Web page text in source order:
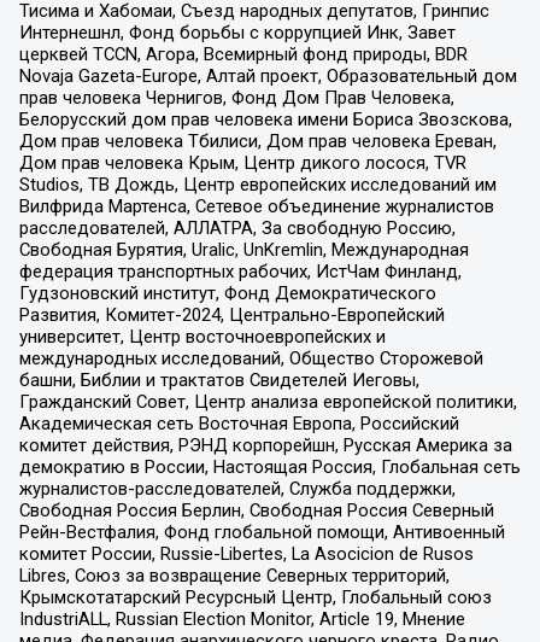
Тисима и Хабомаи, Съезд народных депутатов, Гринпис
Интернешнл, Фонд борьбы с коррупцией Инк, Завет
церквей TCCN, Агора, Всемирный фонд природы, BDR
Novaja Gazeta-Europe, Алтай проект, Образовательный дом
прав человека Чернигов, Фонд Дом Прав Человека,
Белорусский дом прав человека имени Бориса Звозскова,
Дом прав человека Тбилиси, Дом прав человека Ереван,
Дом прав человека Крым, Центр дикого лосося, TVR
Studios, ТВ Дождь, Центр европейских исследований им
Вилфрида Мартенса, Сетевое объединение журналистов
расследователей, АЛЛАТРА, За свободную Россию,
Свободная Бурятия, Uralic, UnKremlin, Международная
федерация транспортных рабочих, ИстЧам Финланд,
Гудзоновский институт, Фонд Демократического
Развития, Комитет-2024, Центрально-Европейский
университет, Центр восточноевропейских и
международных исследований, Общество Сторожевой
башни, Библии и трактатов Свидетелей Иеговы,
Гражданский Совет, Центр анализа европейской политики,
Академическая сеть Восточная Европа, Российский
комитет действия, РЭНД корпорейшн, Русская Америка за
демократию в России, Настоящая Россия, Глобальная сеть
журналистов-расследователей, Служба поддержки,
Свободная Россия Берлин, Свободная Россия Северный
Рейн-Вестфалия, Фонд глобальной помощи, Антивоенный
комитет России, Russie-Libertes, La Asocicion de Rusos
Libres, Союз за возвращение Северных территорий,
Крымскотатарский Ресурсный Центр, Глобальный союз
IndustriALL, Russian Election Monitor, Article 19, Мнение